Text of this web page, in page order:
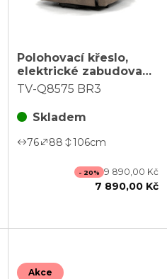
Polohovací křeslo,
elektrické zabudované
ovládání, hnědá, látka
vintage, TV-Q8575 BR3
TV-Q8575 BR3
Skladem
76 88 106cm
- 20% 9 890,00 Kč
7 890,00 Kč
Akce